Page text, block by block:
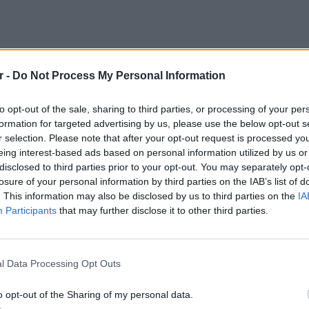
- Do Not Process My Personal Information
opt-out of the sale, sharing to third parties, or processing of your
for targeted advertising by us, please use the below opt-out
selection. Please note that after your opt-out request is processed
interest-based ads based on personal information utilized by us
to third parties prior to your opt-out. You may separately
of your personal information by third parties on the IAB’s list of
This information may also be disclosed by us to third parties on the
Participants that may further disclose it to other third parties.
Data Processing Opt Outs
opt-out of the Sharing of my personal data.
στο instagram του92,9 Kiss!